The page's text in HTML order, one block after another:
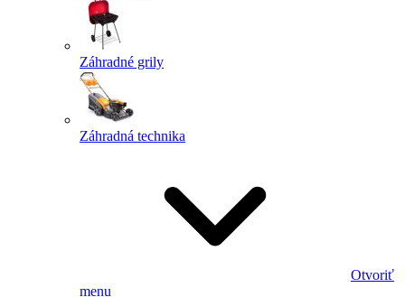
Záhradné grily
Záhradná technika
Otvoriť
menu